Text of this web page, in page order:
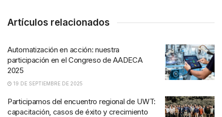
Artículos relacionados
Automatización en acción: nuestra
participación en el Congreso de AADECA
2025
19 DE SEPTIEMBRE DE 2025
Participamos del encuentro regional de UWT:
capacitación, casos de éxito y crecimiento